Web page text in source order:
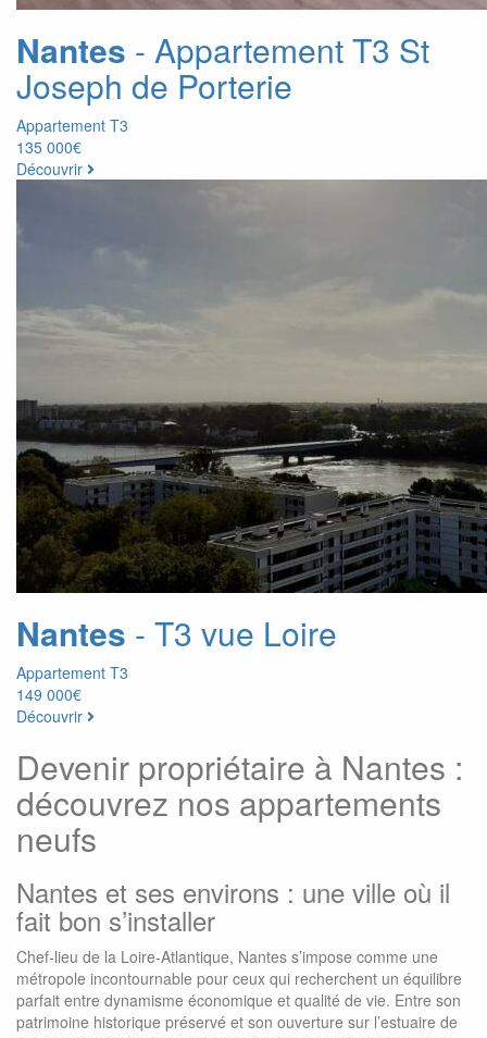
Nantes - Appartement T3 St
Joseph de Porterie
Appartement T3
135 000€
Découvrir
Nantes - T3 vue Loire
Appartement T3
149 000€
Découvrir
Devenir propriétaire à Nantes :
découvrez nos appartements
neufs
Nantes et ses environs : une ville où il
fait bon s’installer
Chef-lieu de la Loire-Atlantique, Nantes s’impose comme une
métropole incontournable pour ceux qui recherchent un équilibre
parfait entre dynamisme économique et qualité de vie. Entre son
patrimoine historique préservé et son ouverture sur l’estuaire de